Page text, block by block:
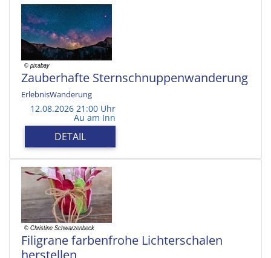
Zauberhafte Sternschnuppenwanderung
ErlebnisWanderung
12.08.2026 21:00 Uhr
Au am Inn
DETAIL
Filigrane farbenfrohe Lichterschalen
herstellen